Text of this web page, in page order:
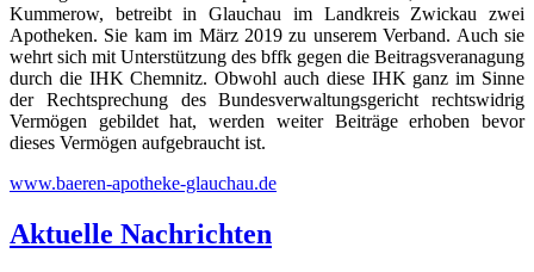
Kummerow, betreibt in Glauchau im Landkreis Zwickau zwei
Apotheken. Sie kam im März 2019 zu unserem Verband. Auch sie
wehrt sich mit Unterstützung des bffk gegen die Beitragsveranagung
durch die IHK Chemnitz. Obwohl auch diese IHK ganz im Sinne
der Rechtsprechung des Bundesverwaltungsgericht rechtswidrig
Vermögen gebildet hat, werden weiter Beiträge erhoben bevor
dieses Vermögen aufgebraucht ist.
www.baeren-apotheke-glauchau.de
Aktuelle Nachrichten